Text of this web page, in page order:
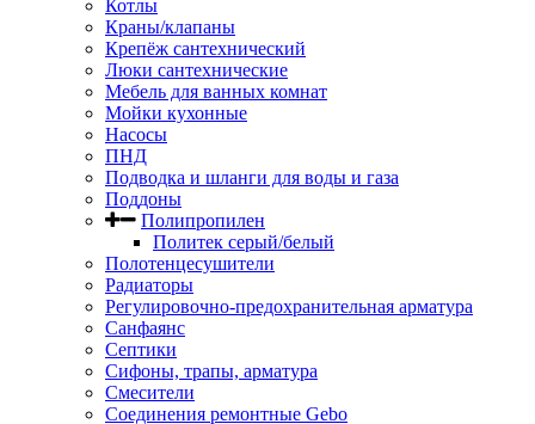
Котлы
Краны/клапаны
Крепёж сантехнический
Люки сантехнические
Мебель для ванных комнат
Мойки кухонные
Насосы
ПНД
Подводка и шланги для воды и газа
Поддоны
Полипропилен
Политек серый/белый
Полотенцесушители
Радиаторы
Регулировочно-предохранительная арматура
Санфаянс
Септики
Сифоны, трапы, арматура
Смесители
Соединения ремонтные Gebo